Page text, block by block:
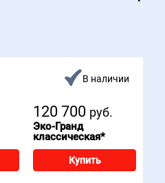
В наличии
120 700 руб.
Эко-Гранд
классическая*
Купить